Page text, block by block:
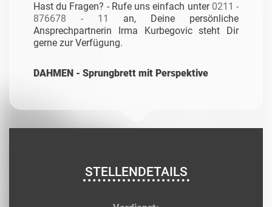
Hast du Fragen? - Rufe uns einfach unter 0211 -
876678 - 11
an, Deine persönliche
Ansprechpartnerin Irma Kurbegovic steht Dir
gerne zur Verfügung.
DAHMEN - Sprungbrett mit Perspektive
STELLENDETAILS